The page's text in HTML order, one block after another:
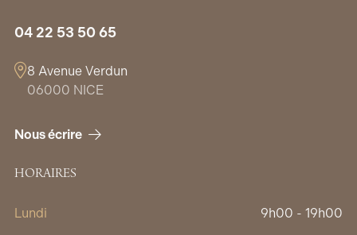
04 22 53 50 65
8 Avenue Verdun
06000 NICE
Nous écrire
HORAIRES
Lundi 9h00 - 19h00